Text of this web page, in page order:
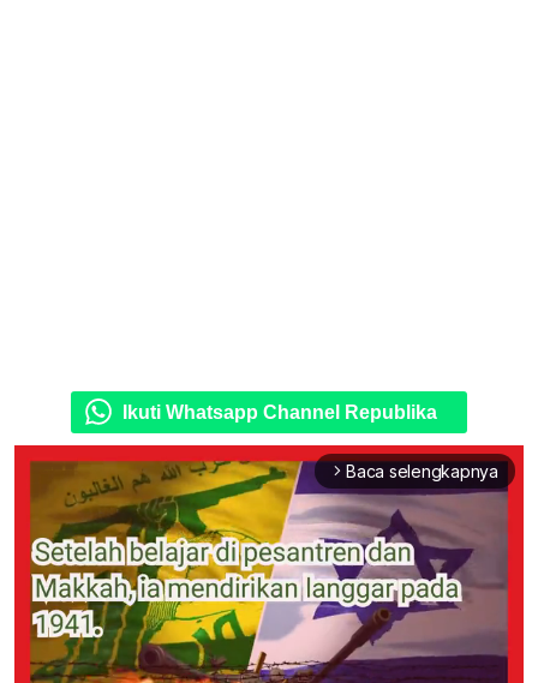
Ikuti Whatsapp Channel Republika
arrow_forward_ios Baca selengkapnya